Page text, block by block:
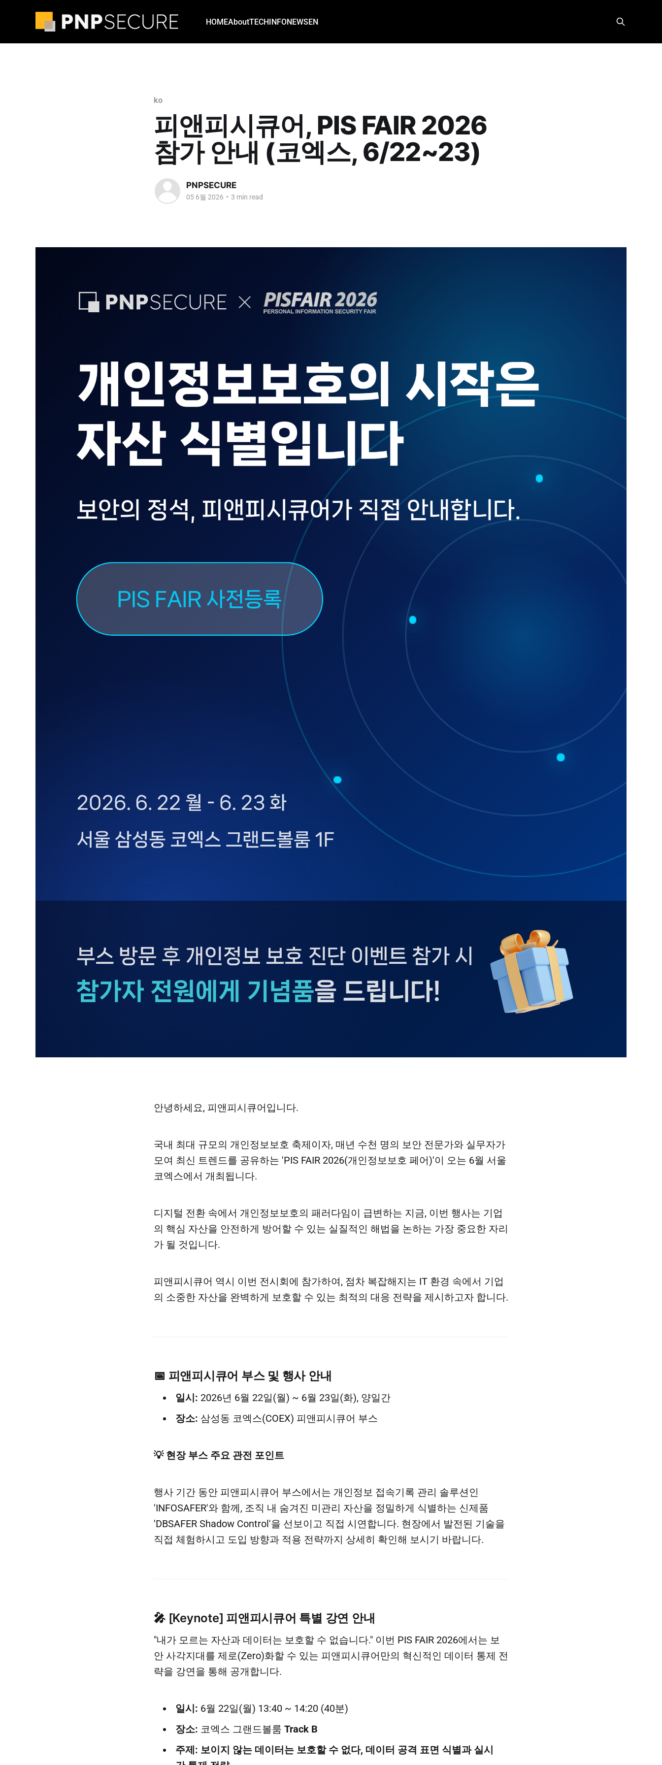
HOMEAboutTECHINFONEWSEN
ko
피앤피시큐어, PIS FAIR 2026
참가 안내 (코엑스, 6/22~23)
PNPSECURE
05 6월 2026 • 3 min read
안녕하세요, 피앤피시큐어입니다.
국내 최대 규모의 개인정보보호 축제이자, 매년 수천 명의 보안 전문가와 실무자가
모여 최신 트렌드를 공유하는 'PIS FAIR 2026(개인정보보호 페어)'이 오는 6월 서울
코엑스에서 개최됩니다.
디지털 전환 속에서 개인정보보호의 패러다임이 급변하는 지금, 이번 행사는 기업
의 핵심 자산을 안전하게 방어할 수 있는 실질적인 해법을 논하는 가장 중요한 자리
가 될 것입니다.
피앤피시큐어 역시 이번 전시회에 참가하여, 점차 복잡해지는 IT 환경 속에서 기업
의 소중한 자산을 완벽하게 보호할 수 있는 최적의 대응 전략을 제시하고자 합니다.
📅 피앤피시큐어 부스 및 행사 안내
일시: 2026년 6월 22일(월) ~ 6월 23일(화), 양일간
장소: 삼성동 코엑스(COEX) 피앤피시큐어 부스
💡 현장 부스 주요 관전 포인트
행사 기간 동안 피앤피시큐어 부스에서는 개인정보 접속기록 관리 솔루션인
'INFOSAFER'와 함께, 조직 내 숨겨진 미관리 자산을 정밀하게 식별하는 신제품
'DBSAFER Shadow Control'을 선보이고 직접 시연합니다. 현장에서 발전된 기술을
직접 체험하시고 도입 방향과 적용 전략까지 상세히 확인해 보시기 바랍니다.
🎤 [Keynote] 피앤피시큐어 특별 강연 안내
"내가 모르는 자산과 데이터는 보호할 수 없습니다." 이번 PIS FAIR 2026에서는 보
안 사각지대를 제로(Zero)화할 수 있는 피앤피시큐어만의 혁신적인 데이터 통제 전
략을 강연을 통해 공개합니다.
일시: 6월 22일(월) 13:40 ~ 14:20 (40분)
장소: 코엑스 그랜드볼룸 Track B
주제: 보이지 않는 데이터는 보호할 수 없다, 데이터 공격 표면 식별과 실시